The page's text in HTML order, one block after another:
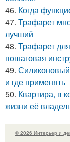
46. Когда
47. Трафарет
лучший
48. Трафарет
пошаговая
49. Силиконовый
и где применять
50. Квартира, в
жизни её
© 2026 Интерьер и